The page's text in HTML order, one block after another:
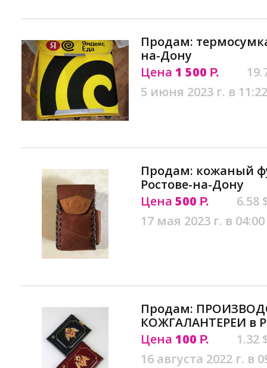
Продам:
на-Дону
Цена 1 500 Р.
5 июня 2023 г. в 11:22
Продам: кожаный
Ростове-на-Дону
Цена 500 Р.
6.58
17 мая 2023 г. в 04:00
Продам:
КОЖГАЛАНТЕРЕИ в
Цена 100 Р.
1.32
16 августа 2022 г. в